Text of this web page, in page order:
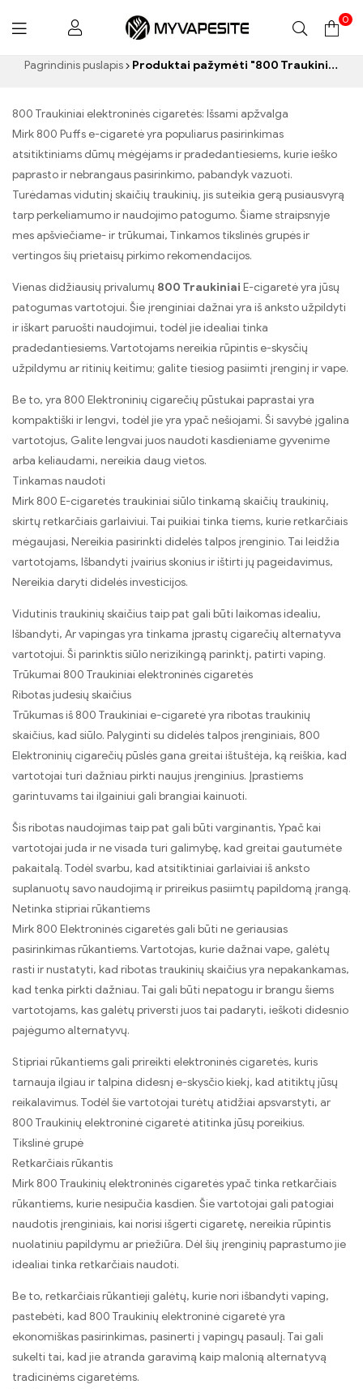
Myvapesite.de
0
Pagrindinis puslapis Produktai pažymėti "800 Traukiniai elektroninės cigaretės”
800 Traukiniai elektroninės cigaretės: Išsami apžvalga
Mirk 800 Puffs e-cigaretė yra populiarus pasirinkimas
atsitiktiniams dūmų mėgėjams ir pradedantiesiems, kurie ieško
paprasto ir nebrangaus pasirinkimo, pabandyk vazuoti.
Turėdamas vidutinį skaičių traukinių, jis suteikia gerą pusiausvyrą
tarp perkeliamumo ir naudojimo patogumo. Šiame straipsnyje
mes apšviečiame- ir trūkumai, Tinkamos tikslinės grupės ir
vertingos šių prietaisų pirkimo rekomendacijos.
Vienas didžiausių privalumų 800 Traukiniai E-cigaretė yra jūsų
patogumas vartotojui. Šie įrenginiai dažnai yra iš anksto užpildyti
ir iškart paruošti naudojimui, todėl jie idealiai tinka
pradedantiesiems. Vartotojams nereikia rūpintis e-skysčių
užpildymu ar ritinių keitimu; galite tiesiog pasiimti įrenginį ir vape.
Be to, yra 800 Elektroninių cigarečių pūstukai paprastai yra
kompaktiški ir lengvi, todėl jie yra ypač nešiojami. Ši savybė įgalina
vartotojus, Galite lengvai juos naudoti kasdieniame gyvenime
arba keliaudami, nereikia daug vietos.
Tinkamas naudoti
Mirk 800 E-cigaretės traukiniai siūlo tinkamą skaičių traukinių,
skirtų retkarčiais garlaiviui. Tai puikiai tinka tiems, kurie retkarčiais
mėgaujasi, Nereikia pasirinkti didelės talpos įrenginio. Tai leidžia
vartotojams, Išbandyti įvairius skonius ir ištirti jų pageidavimus,
Nereikia daryti didelės investicijos.
Vidutinis traukinių skaičius taip pat gali būti laikomas idealiu,
Išbandyti, Ar vapingas yra tinkama įprastų cigarečių alternatyva
vartotojui. Ši parinktis siūlo nerizikingą parinktį, patirti vaping.
Trūkumai 800 Traukiniai elektroninės cigaretės
Ribotas judesių skaičius
Trūkumas iš 800 Traukiniai e-cigaretė yra ribotas traukinių
skaičius, kad siūlo. Palyginti su didelės talpos įrenginiais, 800
Elektroninių cigarečių pūslės gana greitai ištuštėja, ką reiškia, kad
vartotojai turi dažniau pirkti naujus įrenginius. Įprastiems
garintuvams tai ilgainiui gali brangiai kainuoti.
Šis ribotas naudojimas taip pat gali būti varginantis, Ypač kai
vartotojai juda ir ne visada turi galimybę, kad greitai gautumėte
pakaitalą. Todėl svarbu, kad atsitiktiniai garlaiviai iš anksto
suplanuotų savo naudojimą ir prireikus pasiimtų papildomą įrangą.
Netinka stipriai rūkantiems
Mirk 800 Elektroninės cigaretės gali būti ne geriausias
pasirinkimas rūkantiems. Vartotojas, kurie dažnai vape, galėtų
rasti ir nustatyti, kad ribotas traukinių skaičius yra nepakankamas,
kad tenka pirkti dažniau. Tai gali būti nepatogu ir brangu šiems
vartotojams, kas galėtų priversti juos tai padaryti, ieškoti didesnio
pajėgumo alternatyvų.
Stipriai rūkantiems gali prireikti elektroninės cigaretės, kuris
tarnauja ilgiau ir talpina didesnį e-skysčio kiekį, kad atitiktų jūsų
reikalavimus. Todėl šie vartotojai turėtų atidžiai apsvarstyti, ar
800 Traukinių elektroninė cigaretė atitinka jūsų poreikius.
Tikslinė grupė
Retkarčiais rūkantis
Mirk 800 Traukinių elektroninės cigaretės ypač tinka retkarčiais
rūkantiems, kurie nesipučia kasdien. Šie vartotojai gali patogiai
naudotis įrenginiais, kai norisi išgerti cigaretę, nereikia rūpintis
nuolatiniu papildymu ar priežiūra. Dėl šių įrenginių paprastumo jie
idealiai tinka retkarčiais naudoti.
Be to, retkarčiais rūkantieji galėtų, kurie nori išbandyti vaping,
pastebėti, kad 800 Traukinių elektroninė cigaretė yra
ekonomiškas pasirinkimas, pasinerti į vapingų pasaulį. Tai gali
sukelti tai, kad jie atranda garavimą kaip malonią alternatyvą
tradicinėms cigaretėms.